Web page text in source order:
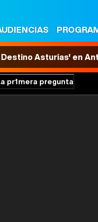
Destino Asturias' en
pr1mera pregunta